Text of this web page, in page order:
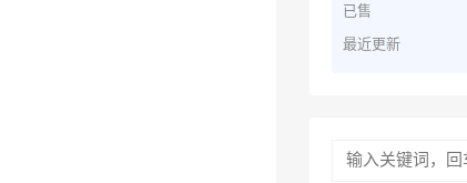
已售
最近更新